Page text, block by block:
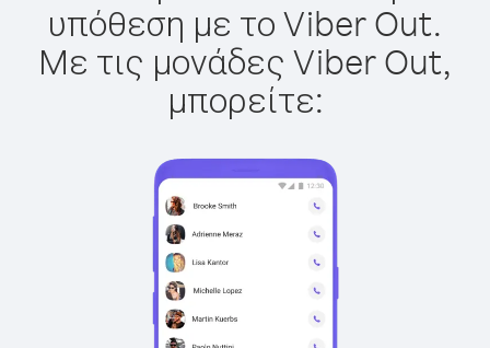
υπόθεση με το Viber Out.
Με τις μονάδες Viber Out,
μπορείτε: